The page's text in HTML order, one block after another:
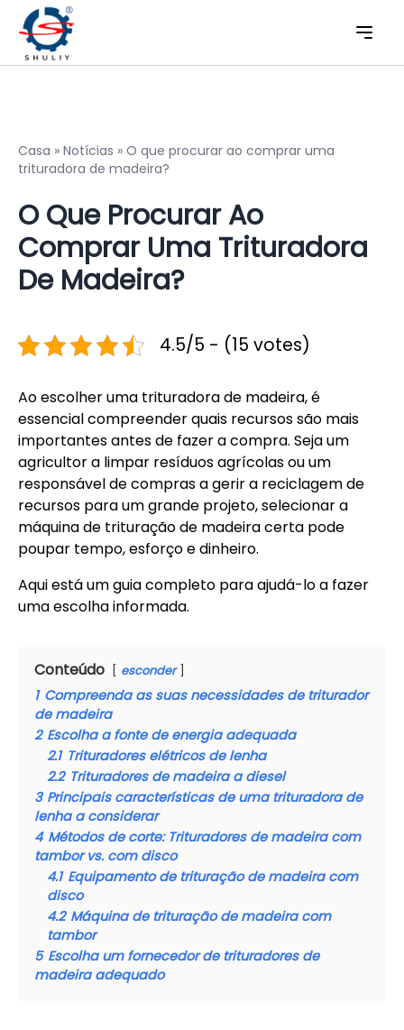
Casa » Notícias » O que procurar ao comprar uma
trituradora de madeira?
O Que Procurar Ao
Comprar Uma Trituradora
De Madeira?
4.5/5 - (15 votes)
Ao escolher uma trituradora de madeira, é
essencial compreender quais recursos são mais
importantes antes de fazer a compra. Seja um
agricultor a limpar resíduos agrícolas ou um
responsável de compras a gerir a reciclagem de
recursos para um grande projeto, selecionar a
máquina de trituração de madeira certa pode
poupar tempo, esforço e dinheiro.
Aqui está um guia completo para ajudá-lo a fazer
uma escolha informada.
Conteúdo esconder
1 Compreenda as suas necessidades de triturador
de madeira
2 Escolha a fonte de energia adequada
2.1 Trituradores elétricos de lenha
2.2 Trituradores de madeira a diesel
3 Principais características de uma trituradora de
lenha a considerar
4 Métodos de corte: Trituradores de madeira com
tambor vs. com disco
4.1 Equipamento de trituração de madeira com
disco
4.2 Máquina de trituração de madeira com
tambor
5 Escolha um fornecedor de trituradores de
madeira adequado